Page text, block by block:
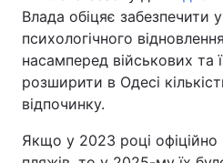
Влада обіцяє забезпечити
психологічного
насамперед військових та
розширити в Одесі
відпочинку.
Якщо у 2023 році офіційно